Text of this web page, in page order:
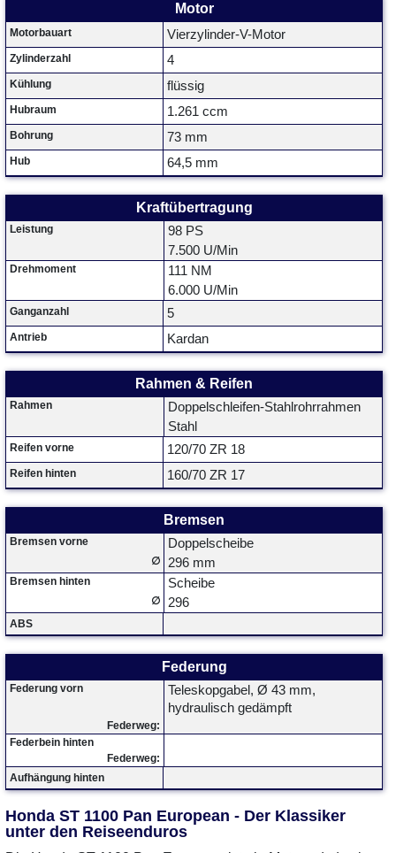
Motor
Motorbauart Vierzylinder-V-Motor
Zylinderzahl 4
Kühlung flüssig
Hubraum 1.261 ccm
Bohrung 73 mm
Hub 64,5 mm
Kraftübertragung
Leistung
98 PS
7.500 U/Min
Drehmoment
111 NM
6.000 U/Min
Ganganzahl 5
Antrieb Kardan
Rahmen & Reifen
Rahmen
Doppelschleifen-Stahlrohrrahmen
Stahl
Reifen vorne 120/70 ZR 18
Reifen hinten 160/70 ZR 17
Bremsen
Bremsen vorne Doppelscheibe
∅ 296 mm
Bremsen hinten Scheibe
∅ 296
ABS
Federung
Federung vorn
Teleskopgabel, Ø 43 mm,
hydraulisch gedämpft
Federweg:
Federbein hinten
Federweg:
Aufhängung hinten
Honda ST 1100 Pan European - Der Klassiker
unter den Reiseenduros